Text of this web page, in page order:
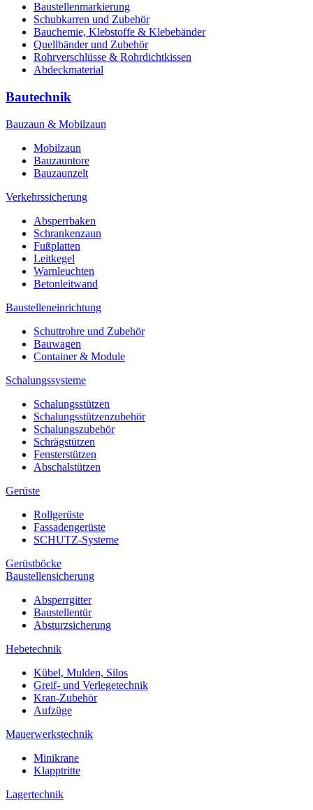
Baustellenmarkierung
Schubkarren und Zubehör
Bauchemie, Klebstoffe & Klebebänder
Quellbänder und Zubehör
Rohrverschlüsse & Rohrdichtkissen
Abdeckmaterial
Bautechnik
Bauzaun & Mobilzaun
Mobilzaun
Bauzauntore
Bauzaunzelt
Verkehrssicherung
Absperrbaken
Schrankenzaun
Fußplatten
Leitkegel
Warnleuchten
Betonleitwand
Baustelleneinrichtung
Schuttrohre und Zubehör
Bauwagen
Container & Module
Schalungssysteme
Schalungsstützen
Schalungsstützenzubehör
Schalungszubehör
Schrägstützen
Fensterstützen
Abschalstützen
Gerüste
Rollgerüste
Fassadengerüste
SCHUTZ-Systeme
Gerüstböcke
Baustellensicherung
Absperrgitter
Baustellentür
Absturzsicherung
Hebetechnik
Kübel, Mulden, Silos
Greif- und Verlegetechnik
Kran-Zubehör
Aufzüge
Mauerwerkstechnik
Minikrane
Klapptritte
Lagertechnik